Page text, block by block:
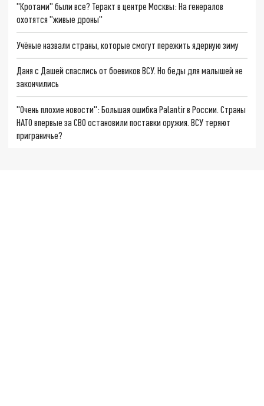
"Кротами" были все? Теракт в центре Москвы: На генералов
охотятся "живые дроны"
Учёные назвали страны, которые смогут пережить ядерную зиму
Даня с Дашей спаслись от боевиков ВСУ. Но беды для малышей не
закончились
"Очень плохие новости": Большая ошибка Palantir в России. Страны
НАТО впервые за СВО остановили поставки оружия. ВСУ теряют
приграничье?